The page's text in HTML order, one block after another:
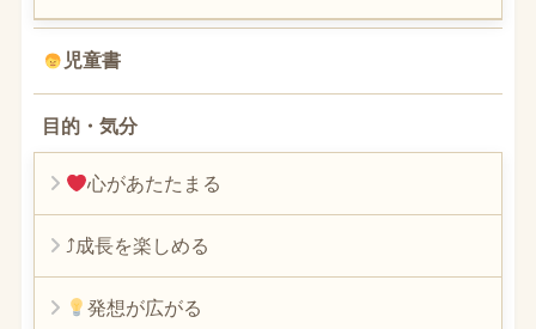
児童書
目的・気分
心があたたまる
⤴︎成長を楽しめる
発想が広がる